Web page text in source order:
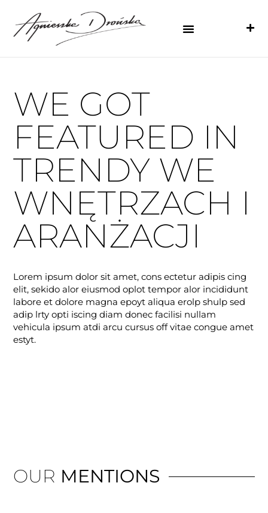
WE GOT
FEATURED IN
TRENDY WE
WNĘTRZACH I
ARANŻACJI
Lorem ipsum dolor sit amet, cons ectetur adipis cing
elit, sekido alor eiusmod oplot tempor alor incididunt
labore et dolore magna epoyt aliqua erolp shulp sed
adip lrty opti iscing diam donec facilisi nullam
vehicula ipsum atdi arcu cursus off vitae congue amet
estyt.
OUR MENTIONS